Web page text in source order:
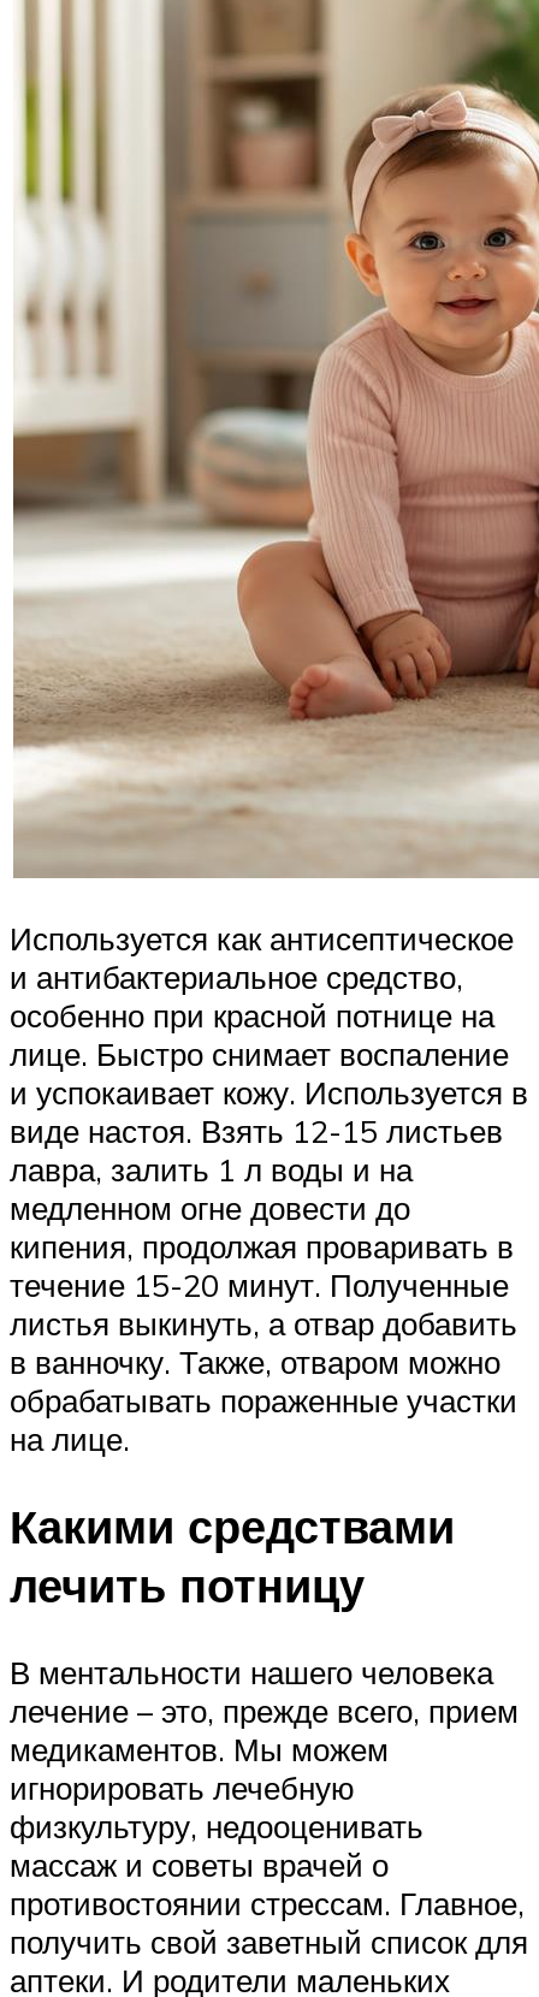
Используется как антисептическое
и антибактериальное средство,
особенно при красной потнице на
лице. Быстро снимает воспаление
и успокаивает кожу. Используется в
виде настоя. Взять 12-15 листьев
лавра, залить 1 л воды и на
медленном огне довести до
кипения, продолжая проваривать в
течение 15-20 минут. Полученные
листья выкинуть, а отвар добавить
в ванночку. Также, отваром можно
обрабатывать пораженные участки
на лице.
Какими средствами
лечить потницу
В ментальности нашего человека
лечение – это, прежде всего, прием
медикаментов. Мы можем
игнорировать лечебную
физкультуру, недооценивать
массаж и советы врачей о
противостоянии стрессам. Главное,
получить свой заветный список для
аптеки. И родители маленьких